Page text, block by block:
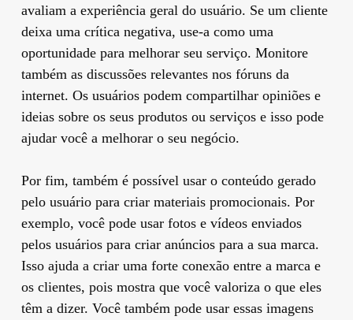
avaliam a experiência geral do usuário. Se um cliente
deixa uma crítica negativa, use-a como uma
oportunidade para melhorar seu serviço. Monitore
também as discussões relevantes nos fóruns da
internet. Os usuários podem compartilhar opiniões e
ideias sobre os seus produtos ou serviços e isso pode
ajudar você a melhorar o seu negócio.
Por fim, também é possível usar o conteúdo gerado
pelo usuário para criar materiais promocionais. Por
exemplo, você pode usar fotos e vídeos enviados
pelos usuários para criar anúncios para a sua marca.
Isso ajuda a criar uma forte conexão entre a marca e
os clientes, pois mostra que você valoriza o que eles
têm a dizer. Você também pode usar essas imagens